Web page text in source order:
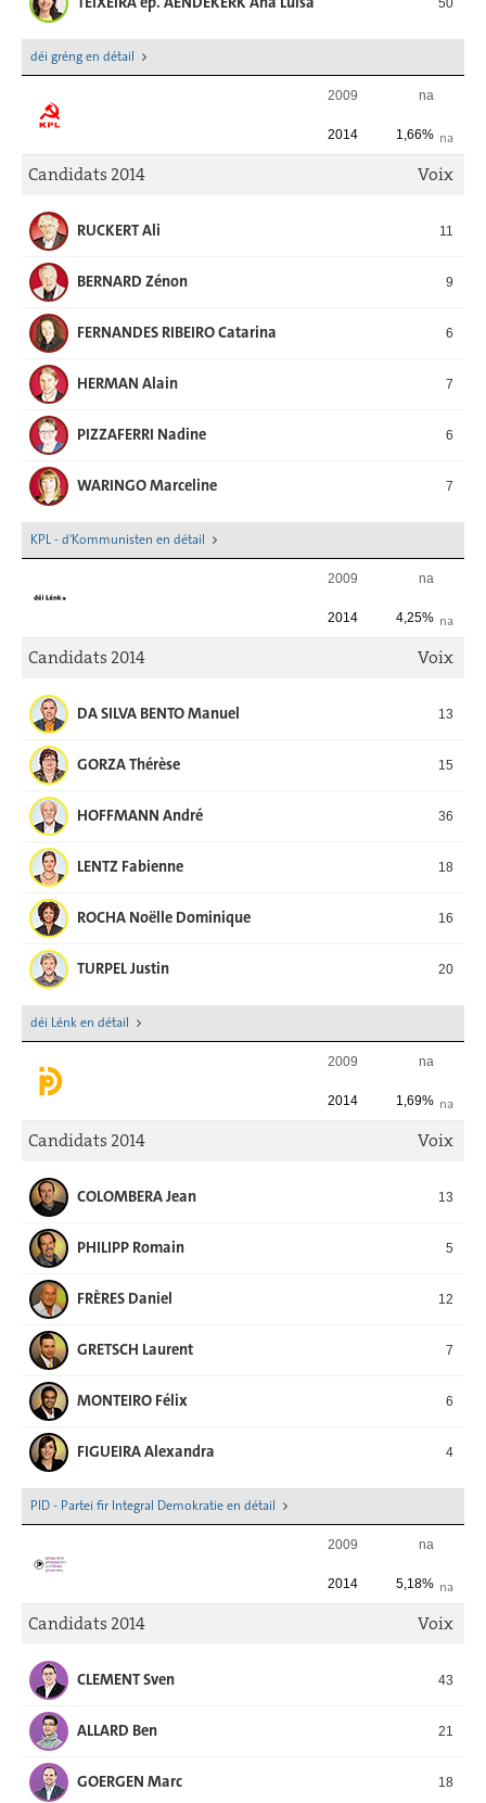
50
déi gréng en détail
2009 na
na
2014 1,66%
Candidats 2014 Voix
RUCKERT Ali 11
BERNARD Zénon 9
FERNANDES RIBEIRO Catarina 6
HERMAN Alain 7
PIZZAFERRI Nadine 6
WARINGO Marceline 7
KPL - d'Kommunisten en détail
2009 na
na
2014 4,25%
Candidats 2014 Voix
DA SILVA BENTO Manuel 13
GORZA Thérèse 15
HOFFMANN André 36
LENTZ Fabienne 18
ROCHA Noëlle Dominique 16
TURPEL Justin 20
déi Lénk en détail
2009 na
na
2014 1,69%
Candidats 2014 Voix
COLOMBERA Jean 13
PHILIPP Romain 5
FRÈRES Daniel 12
GRETSCH Laurent 7
MONTEIRO Félix 6
FIGUEIRA Alexandra 4
PID - Partei fir Integral Demokratie en détail
2009 na
na
2014 5,18%
Candidats 2014 Voix
CLEMENT Sven 43
ALLARD Ben 21
GOERGEN Marc 18